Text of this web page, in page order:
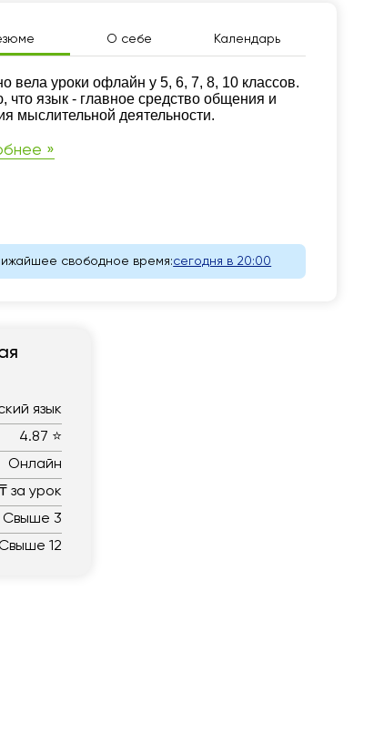
О себе Календарь
вела уроки офлайн у 5, 6, 7, 8, 10 классов.
что язык - главное средство общения и
мыслительной деятельности.
»
свободное время:сегодня в 20:00
язык
4.87 ⭐
Онлайн
за урок
Свыше 3
12